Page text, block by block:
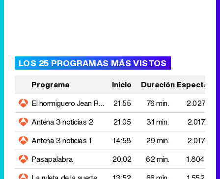
Antena 3 noticias 2
21:05 31 min.
Antena 3 noticias 1
14:58 29 min.
Pasapalabra
20:02 62 min.
1.804.000
La ruleta de la suerte
13:52 66 min.
1.552.000
La revueltaSergi López 21:44 85 min.
1.467.000
Supervivientes: Última hora
22:10 64 min.
1.269.000
Sueños de libertad
15:53 66 min.
1.255.000